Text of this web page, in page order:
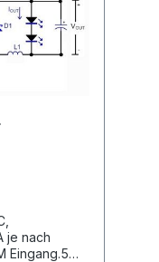
je nach
Eingang.5